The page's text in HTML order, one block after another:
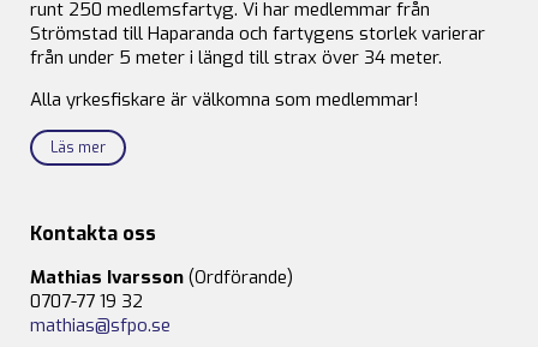
runt 250 medlemsfartyg. Vi har medlemmar från
Strömstad till Haparanda och fartygens storlek varierar
från under 5 meter i längd till strax över 34 meter.
Alla yrkesfiskare är välkomna som medlemmar!
Läs mer
Kontakta oss
Mathias Ivarsson (Ordförande)
0707-77 19 32
mathias@sfpo.se